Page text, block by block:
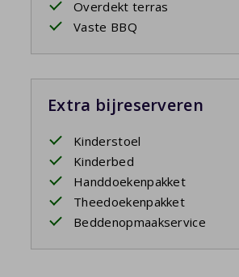
Overdekt terras
Vaste BBQ
Extra bijreserveren
Kinderstoel
Kinderbed
Handdoekenpakket
Theedoekenpakket
Beddenopmaakservice